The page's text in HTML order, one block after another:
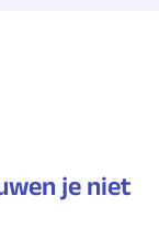
je niet